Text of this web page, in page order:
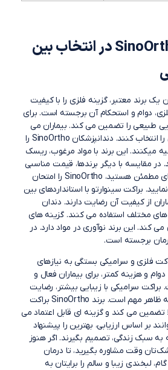
در انتخاب بین
یک برند معتبر، گزینه فلزی را با کیفیت
فلزی، دوام و استحکام آن برجسته است. برای
طبیعی را تضمین می کند. بیماران می
توانند بر اساس نیاز، یکی را انتخاب کنند. دندانپزشکان SinoOrtho را
میکنند. این برند با مواد مرغوب، ریسک
مقایسه با دیگر برندها، قیمت مناسبی
دارد. اگر به دنبال گزینه ای مطمئن هستید، SinoOrtho را امتحان
براکت سینوارتو با استانداردهای بین
از کیفیت آن رضایت دارند. دندان
های مختلف استفاده می کنند. گزینه های
کند. این برند نوآوری در مواد دارد. در
برجسته است.
فلزی و سرامیکی بستگی به نیازهای
و هزینه کمتر، برای بیماران فعال و
سرامیکی با زیبایی بیشتر، رضایت
کسانی را جلب می کند که ظاهر مهم است. برند SinoOrtho براکت
تضمین می کند و گزینه ای قابل اعتماد می
بر اساس ارزیابی، بهترین را پیشنهاد
به سبک زندگی، تصمیم بگیرند. اگر هنوز
وقت مشاوره بگیرید، تا درمان
لبخندی زیبا و سالم را برایتان به